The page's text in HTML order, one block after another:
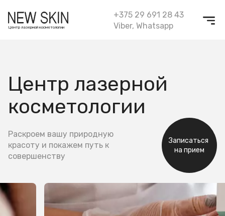
Центр лазерной косметологии
+375 29 691 28 43
Viber, Whatsapp
Центр лазерной
косметологии
Раскроем вашу природную
красоту и покажем путь к
совершенству
Записаться
на прием